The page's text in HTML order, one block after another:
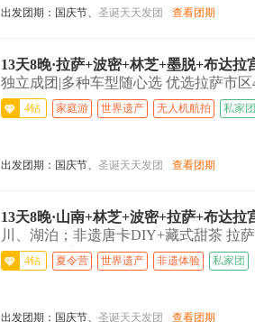
出发团期： 国庆节、 圣诞天天发团 查看团期
13天8晚·拉萨+波密+林芝+墨脱+布达
独立成团|多种车型随心选 优选拉萨市
里波密...>
4钻 家庭游 世界遗产 无人机航拍 私家团
出发团期： 国庆节、 圣诞天天发团 查看团期
13天8晚·山南+林芝+波密+拉萨+布达
川、湖泊；非遗唐卡DIY+藏式甜茶 拉
气，24h管家...>
4钻 夏令营 世界遗产 非遗体验 私家团
出发团期： 国庆节、 圣诞天天发团 查看团期